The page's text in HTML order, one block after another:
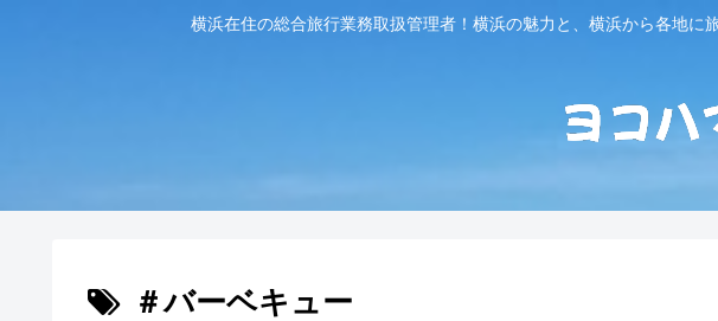
横浜在住の総合旅行業務取扱管理者！横浜の魅力と、横浜から各地に
＃バーベキュー